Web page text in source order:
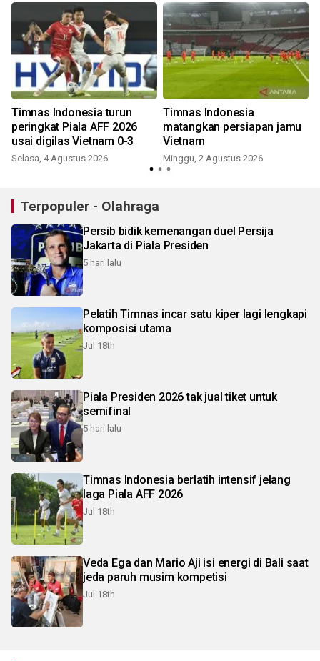
Timnas Indonesia turun
peringkat Piala AFF 2026
usai digilas Vietnam 0-3
Selasa, 4 Agustus 2026
Timnas Indonesia
matangkan persiapan jamu
Vietnam
Minggu, 2 Agustus 2026
Terpopuler - Olahraga
Persib bidik kemenangan duel Persija
Jakarta di Piala Presiden
5 hari lalu
Pelatih Timnas incar satu kiper lagi lengkapi
komposisi utama
Jul 18th
Piala Presiden 2026 tak jual tiket untuk
semifinal
5 hari lalu
Timnas Indonesia berlatih intensif jelang
laga Piala AFF 2026
Jul 18th
Veda Ega dan Mario Aji isi energi di Bali saat
jeda paruh musim kompetisi
Jul 18th